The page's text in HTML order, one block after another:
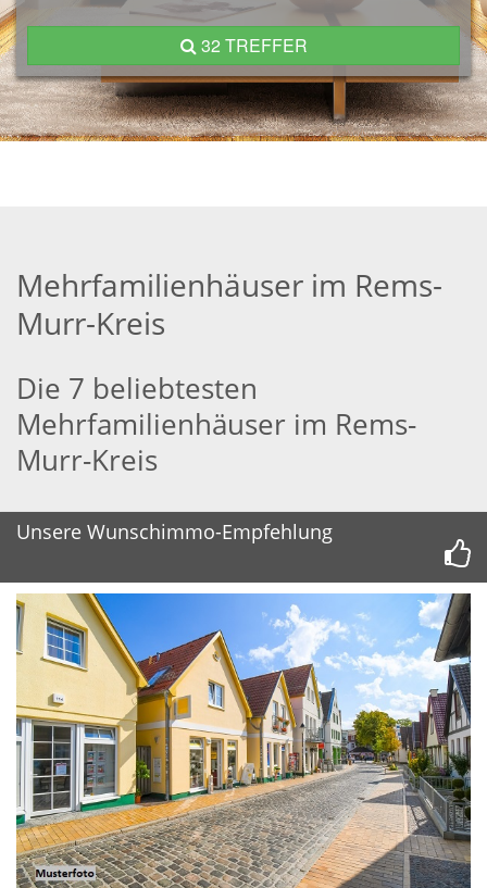
32 TREFFER
Mehrfamilienhäuser im Rems-
Murr-Kreis
Die 7 beliebtesten
Mehrfamilienhäuser im Rems-
Murr-Kreis
Unsere Wunschimmo-Empfehlung